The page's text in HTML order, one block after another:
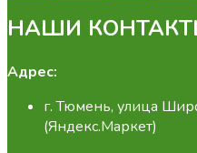
НАШИ
Адрес:
г. Тюмень, улица
(Яндекс.Маркет)